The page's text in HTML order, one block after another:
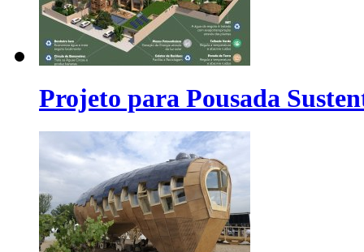
Projeto para Pousada